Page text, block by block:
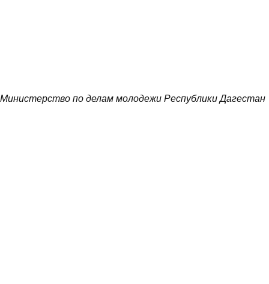
Министерство по делам молодежи Республики Дагестан